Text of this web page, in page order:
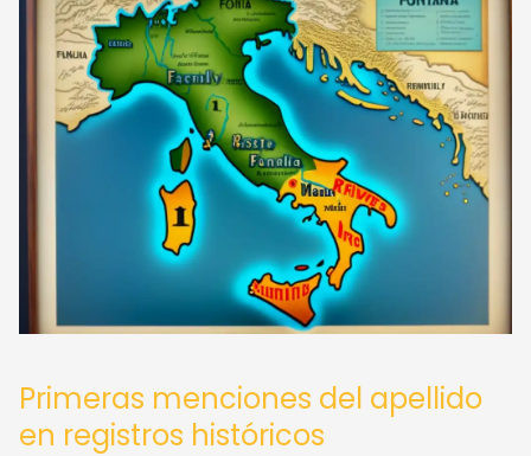
Primeras menciones del apellido
en registros históricos